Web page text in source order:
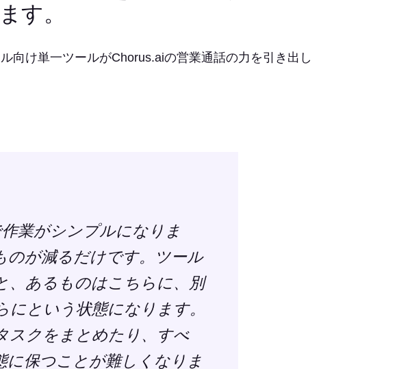
す。
向け単一ツールがChorus.aiの営業通話の力を引き出し
業がシンプルになりま
のが減るだけです。ツール
、あるものはこちらに、別
にという状態になります。
スクをまとめたり、すべ
に保つことが難しくなりま